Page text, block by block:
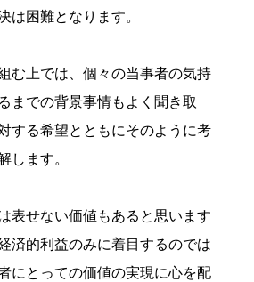
は困難となります。
む上では、個々の当事者の気持
までの背景事情もよく聞き取
する希望とともにそのように考
します。
表せない価値もあると思います
済的利益のみに着目するのでは
にとっての価値の実現に心を配